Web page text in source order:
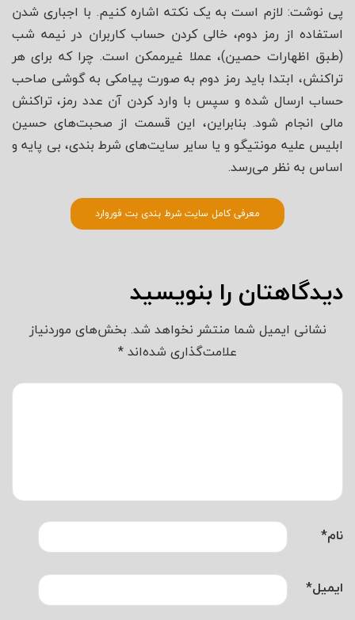
پی نوشت: لازم است به یک نکته اشاره کنیم. با اجباری شدن
استفاده از رمز دوم، خالی کردن حساب کاربران در نیمه شب
(طبق اظهارات حصین)، عملا غیرممکن است. چرا که برای هر
تراکنش، ابتدا باید رمز دوم به صورت پیامکی به گوشی صاحب
حساب ارسال شده و سپس با وارد کردن آن عدد رمز، تراکنش
مالی انجام شود. بنابراین، این قسمت از صحبت‌های حسین
ابلیس علیه مونتیگو و یا سایر سایت‌های شرط بندی، بی پایه و
اساس به نظر می‌رسد.
معرفی کامل سایت شرط بندی بت فوروارد
دیدگاهتان را بنویسید
نشانی ایمیل شما منتشر نخواهد شد. بخش‌های موردنیاز
علامت‌گذاری شده‌اند*
نام*
ایمیل*